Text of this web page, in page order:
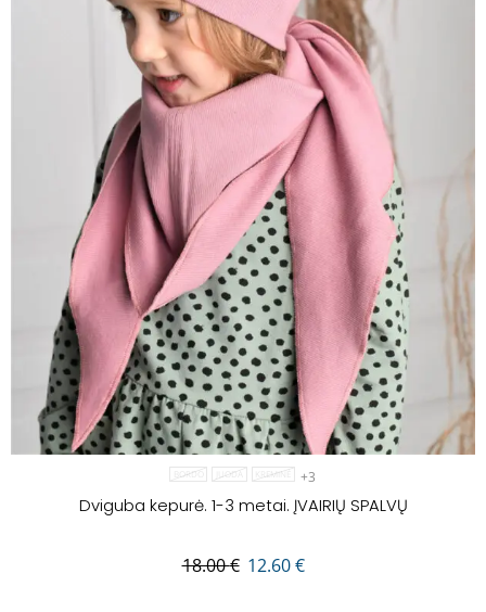
BORDO JUODA KREMINĖ +3
Dviguba kepurė. 1-3 metai. ĮVAIRIŲ SPALVŲ
18.00€ 12.60€